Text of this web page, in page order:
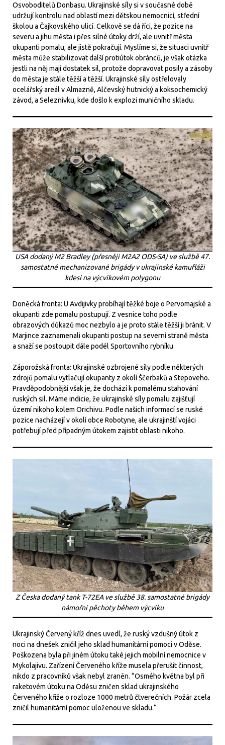
Osvoboditelů Donbasu. Ukrajinské síly si v současné době
udržují kontrolu nad oblastí mezi dětskou nemocnicí, střední
školou a Čajkovského ulicí. Celkově se dá říci, že pozice na
severu a jihu města i přes silné útoky drží, ale uvnitř města
okupanti pomalu, ale jistě pokračují. Myslíme si, že situaci uvnitř
města může stabilizovat další protiútok obránců, je však otázka
jestli na něj mají dostatek sil, protože dopravovat posily a zásoby
do města je stále těžší a těžší. Ukrajinské síly ostřelovaly
ocelářský areál v Almazně, Alčevský hutnický a koksochemický
závod, a Seleznivku, kde došlo k explozi muničního skladu.
USA dodaný M2 Bradley (přesněji M2A2 ODS-SA) ve službě 47.
samostatné mechanizované brigády v ukrajinské kamufláži
kdesi na výcvikovém polygonu
Doněcká fronta: U Avdijivky probíhají těžké boje o Pervomajské a
okupanti zde pomalu postupují. Z vesnice toho podle
obrazových důkazů moc nezbylo a je proto stále těžší ji bránit. V
Marjince zaznamenali okupanti postup na severní straně města
a snaží se postoupit dále podél Sportovního rybníku.
Záporožská fronta: Ukrajinské ozbrojené síly podle některých
zdrojů pomalu vytlačují okupanty z okolí Ščerbaků a Stepoveho.
Pravděpodobnější však je, že dochází k pomalému stahování
ruských sil. Máme indicie, že ukrajinské síly pomalu zajišťují
území nikoho kolem Orichivu. Podle našich informací se ruské
pozice nacházejí v okolí obce Robotyne, ale ukrajinští vojáci
potřebují před případným útokem zajistit oblasti nikoho.
Z Česka dodaný tank T-72EA ve službě 38. samostatné brigády
námořní pěchoty během výcviku
Ukrajinský Červený kříž dnes uvedl, že ruský vzdušný útok z
noci na dnešek zničil jeho sklad humanitární pomoci v Oděse.
Poškozena byla při jiném útoku také jejich mobilní nemocnice v
Mykolajivu. Zařízení Červeného kříže musela přerušit činnost,
nikdo z pracovníků však nebyl zraněn. “Osmého května byl při
raketovém útoku na Oděsu zničen sklad ukrajinského
Červeného kříže o rozloze 1000 metrů čtverečních. Požár zcela
zničil humanitární pomoc uloženou ve skladu.“